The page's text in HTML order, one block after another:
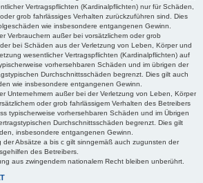
Vertragspflichten (Kardinalpflichten) nur für Schäden,
grob fahrlässiges Verhalten zurückzuführen sind. Dies
wie insbesondere entgangenen Gewinn.
Verbrauchern außer bei vorsätzlichem oder grob
bei Schäden aus der Verletzung von Leben, Körper und
wesentlicher Vertragspflichten (Kardinalpflichten) auf
vorhersehbaren Schäden und im übrigen der
Durchschnittsschäden begrenzt. Dies gilt auch
wie insbesondere entgangenen Gewinn.
Unternehmern außer bei der Verletzung von Leben, Körper
oder grob fahrlässigem Verhalten des Betreibers
typischerweise vorhersehbaren Schäden und im Übrigen
Durchschnittsschäden begrenzt. Dies gilt
insbesondere entgangenen Gewinn.
der Absätze a bis c gilt sinngemäß auch zugunsten der
des Betreibers.
aus zwingendem nationalem Recht bleiben unberührt.